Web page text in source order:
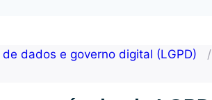
dados e governo digital (LGPD) /